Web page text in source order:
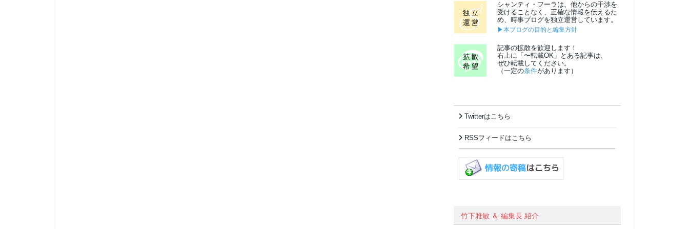
シャンティ・フーラは、他からの干渉を
受けることなく、正確な情報を伝えるた
め、時事ブログを独立運営しています。
▶本ブログの目的と編集方針
記事の拡散を歓迎します！
右上に「〜転載OK」とある記事は、
ぜひ転載してください。
（一定の条件があります）
Twitterはこちら
RSSフィードはこちら
竹下雅敏 ＆ 編集長 紹介